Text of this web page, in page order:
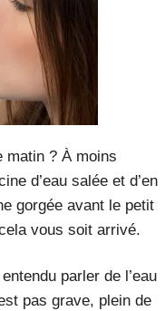
matin ? À moins
d’eau salée et d’en
gorgée avant le petit
vous soit arrivé.
parler de l’eau
pas grave, plein de